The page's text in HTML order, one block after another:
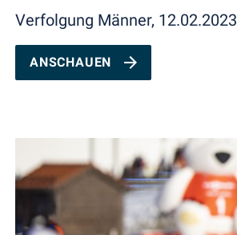
Verfolgung Männer, 12.02.2023
ANSCHAUEN